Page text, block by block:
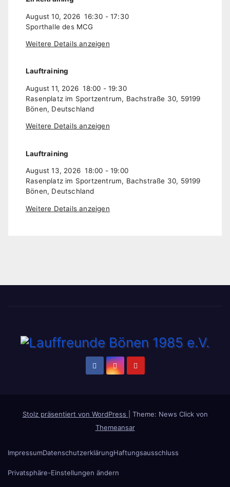
August 10, 2026 16:30 -17:30
Sporthalle des MCG
Weitere Details anzeigen
Lauftraining
August 11, 2026 18:00 -19:30
Rasenplatz im Sportzentrum, Bachstraße 30, 59199
Bönen, Deutschland
Weitere Details anzeigen
Lauftraining
August 13, 2026 18:00 -19:00
Rasenplatz im Sportzentrum, Bachstraße 30, 59199
Bönen, Deutschland
Weitere Details anzeigen
Stolz präsentiert von WordPress
Theme: News Click von
Themeansar
ImpressumDatenschutzerklärungHaftungsausschluss
Privatsphäre-Einstellungen ändern